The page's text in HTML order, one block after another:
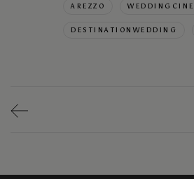
AREZZO
DESTINATIONWEDDING